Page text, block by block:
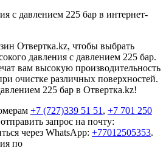
с давлением 225 бар в интернет-
Отвертка.kz, чтобы выбрать
давления с давлением 225 бар.
вам высокую производительность
очистке различных поверхностей.
225 бар в Отвертка.kz!
+7 (727)339 51 51 , +7 701 250
запрос на почту:
через WhatsApp: +77012505353.
по